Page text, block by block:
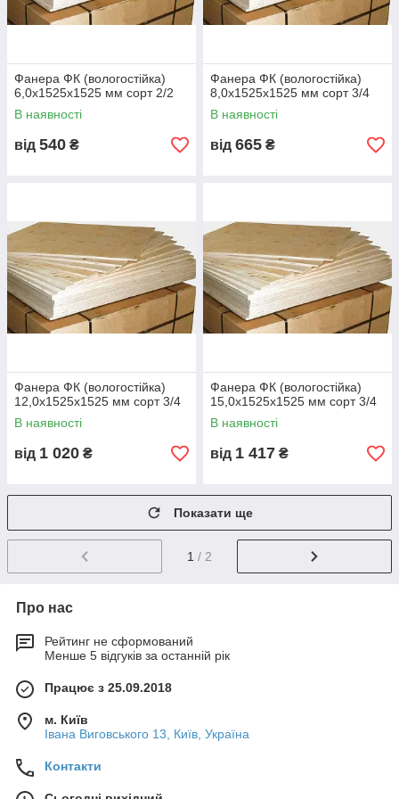
Фанера ФК (вологостійка)
6,0х1525х1525 мм сорт 2/2
В наявності
від 540 ₴
Фанера ФК (вологостійка)
8,0х1525х1525 мм сорт 3/4
В наявності
від 665 ₴
Фанера ФК (вологостійка)
12,0х1525х1525 мм сорт 3/4
В наявності
від 1 020 ₴
Фанера ФК (вологостійка)
15,0х1525х1525 мм сорт 3/4
В наявності
від 1 417 ₴
Показати ще
1 / 2
Про нас
Рейтинг не сформований
Менше 5 відгуків за останній рік
Працює з 25.09.2018
м. Київ
Івана Виговського 13, Київ, Україна
Контакти